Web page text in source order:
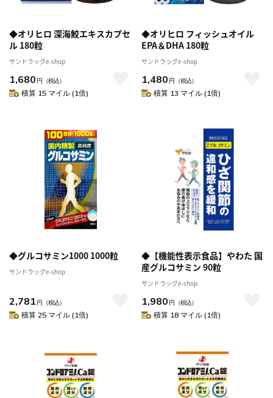
◆オリヒロ 深海鮫エキスカプセ
ル 180粒
サンドラッグe-shop
1,680 円 （税込）
積算 15 マイル (1倍)
◆オリヒロ フィッシュオイル
EPA＆DHA 180粒
サンドラッグe-shop
1,480 円 （税込）
積算 13 マイル (1倍)
◆グルコサミン1000 1000粒
サンドラッグe-shop
2,781 円 （税込）
積算 25 マイル (1倍)
◆【機能性表示食品】やわた 国
産グルコサミン 90粒
サンドラッグe-shop
1,980 円 （税込）
積算 18 マイル (1倍)